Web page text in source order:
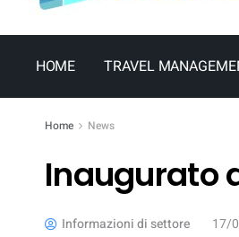
HOME TRAVEL
Home News
Inaugurato
Informazioni di settore 17/